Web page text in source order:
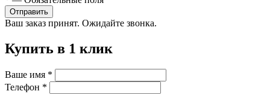
Ваш заказ принят. Ожидайте звонка.
Купить в 1 клик
Ваше имя *
Телефон *